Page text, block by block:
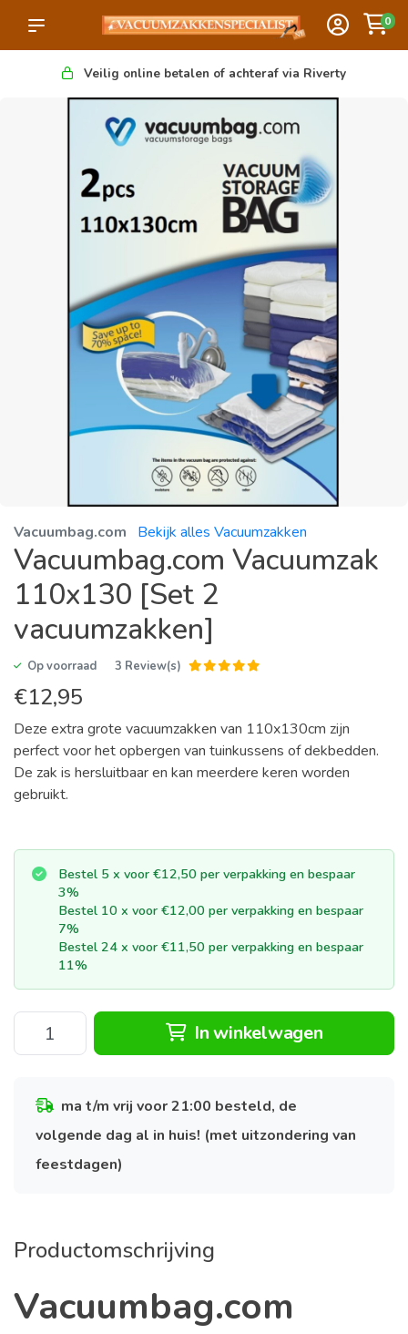
0
Veilig online betalen of achteraf via Riverty
Vacuumbag.com Bekijk alles Vacuumzakken
Vacuumbag.com Vacuumzak
110x130 [Set 2
vacuumzakken]
Op voorraad 3 Review(s)
€12,95
Deze extra grote vacuumzakken van 110x130cm zijn
perfect voor het opbergen van tuinkussens of dekbedden.
De zak is hersluitbaar en kan meerdere keren worden
gebruikt.
Bestel 5 x voor €12,50 per verpakking en bespaar
3%
Bestel 10 x voor €12,00 per verpakking en bespaar
7%
Bestel 24 x voor €11,50 per verpakking en bespaar
11%
In winkelwagen
ma t/m vrij voor 21:00 besteld, de
volgende dag al in huis! (met uitzondering van
feestdagen)
Productomschrijving
Vacuumbag.com